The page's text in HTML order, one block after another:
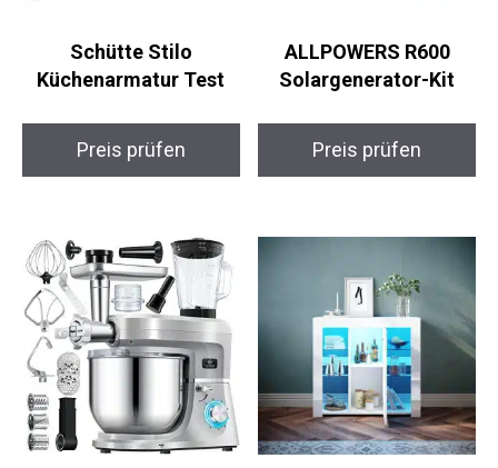
Schütte Stilo
Küchenarmatur Test
Preis prüfen
ALLPOWERS R600
Solargenerator-Kit
Preis prüfen